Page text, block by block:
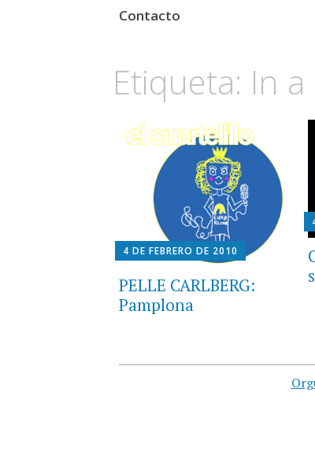
contenido
Contacto
Etiqueta: In
4 DE FEBRERO DE 2010
PELLE CARLBERG:
Pamplona